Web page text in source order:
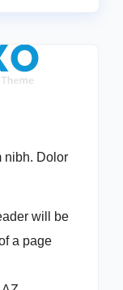
nibh. Dolor
will be
a page